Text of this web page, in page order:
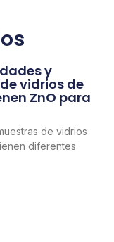
y
vidrios de
ZnO para
de vidrios
diferentes